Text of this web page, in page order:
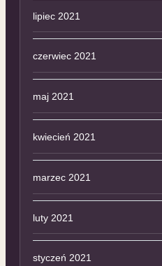
lipiec 2021
czerwiec 2021
maj 2021
kwiecień 2021
marzec 2021
luty 2021
styczeń 2021